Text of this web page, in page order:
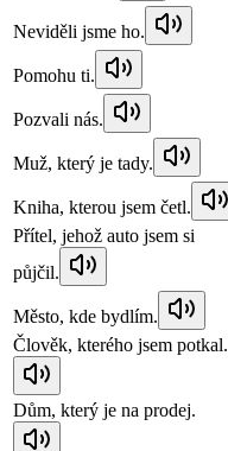
Neviděli jsme ho.
Pomohu ti.
Pozvali nás.
Muž, který je tady.
Kniha, kterou jsem četl.
Přítel, jehož auto jsem si
půjčil.
Město, kde bydlím.
Člověk, kterého jsem potkal.
Dům, který je na prodej.